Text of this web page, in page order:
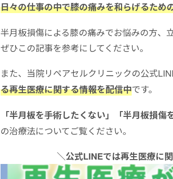
日々の仕事の中で膝の痛みを和らげるため
半月板損傷による膝の痛みでお悩みの方、
ぜひこの記事を参考にしてください。
また、当院リペアセルクリニックの公式
る再生医療に関する情報を配信中です。
「半月板を手術したくない」「半月板損傷
の治療法についてご覧ください。
＼公式LINEでは再生医療に